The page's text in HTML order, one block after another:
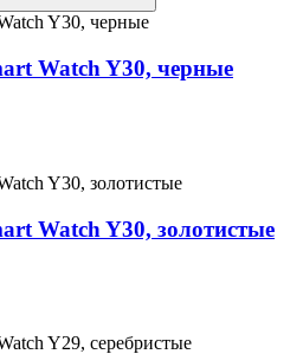
Watch Y30, черные
Watch Y30, золотистые